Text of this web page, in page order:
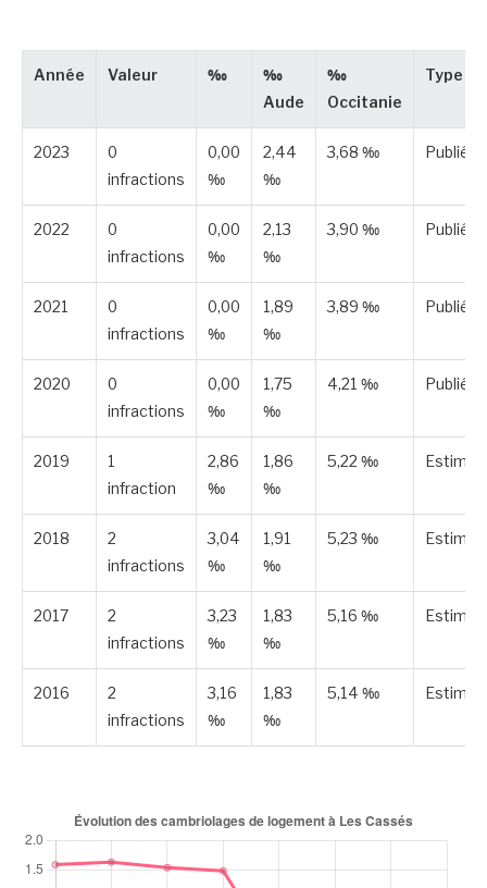
Année Valeur ‰
‰
Aude
‰
Occitanie
Type
2023
0
infractions
0,00
‰
2,44
‰
3,68 ‰ Publiée
2022
0
infractions
0,00
‰
2,13
‰
3,90 ‰ Publiée
2021
0
infractions
0,00
‰
1,89
‰
3,89 ‰ Publiée
2020
0
infractions
0,00
‰
1,75
‰
4,21 ‰ Publiée
2019
1
infraction
2,86
‰
1,86
‰
5,22 ‰ Estimée
2018
2
infractions
3,04
‰
1,91
‰
5,23 ‰ Estimée
2017
2
infractions
3,23
‰
1,83
‰
5,16 ‰ Estimée
2016
2
infractions
3,16
‰
1,83
‰
5,14 ‰ Estimée